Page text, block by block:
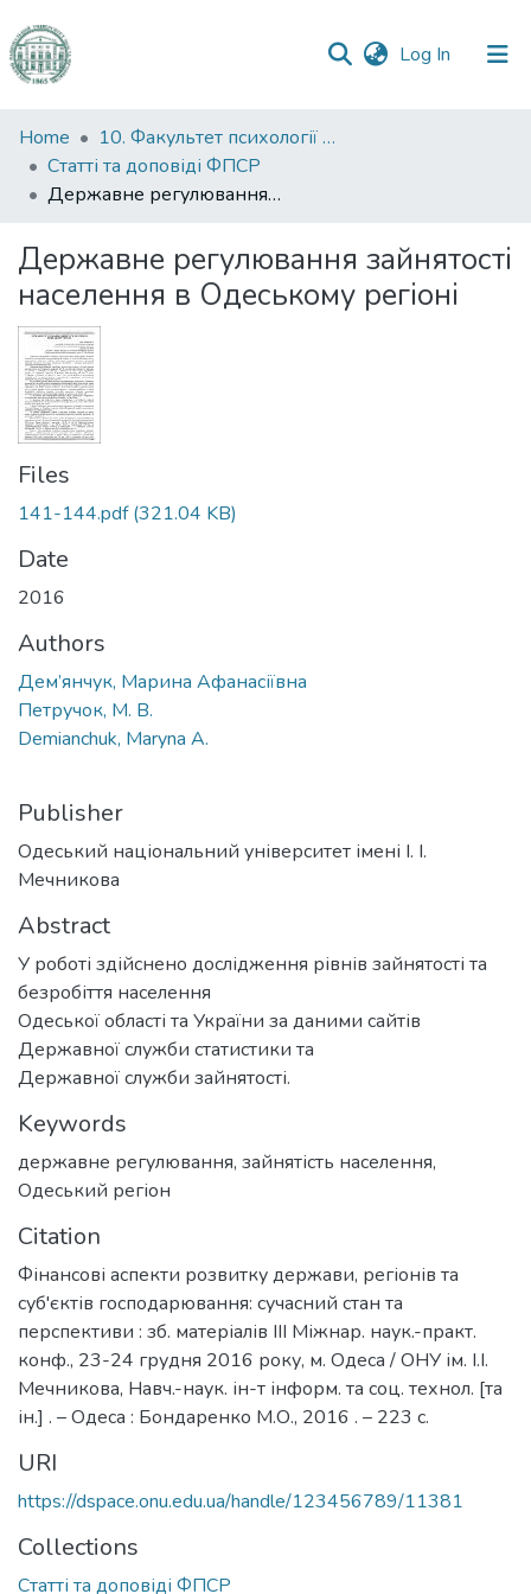
Log In (current)
Communities
&
Collections
Statistics
Home
10. Факультет психології та соціальної роботи
Статті та доповіді ФПСР
Державне регулювання зайнятості населення в Одеському регіоні
Державне регулювання зайнятості
населення в Одеському регіоні
Files
141-144.pdf(321.04 KB)
Date
2016
Authors
Дем’янчук, Марина Афанасіївна
Петручок, М. В.
Demianchuk, Maryna A.
Publisher
Одеський національний університет імені І. І.
Мечникова
Abstract
У роботі здійснено дослідження рівнів зайнятості та
безробіття населення
Одеської області та України за даними сайтів
Державної служби статистики та
Державної служби зайнятості.
Keywords
державне регулювання, зайнятість населення,
Одеський регіон
Citation
Фінансові аспекти розвитку держави, регіонів та
суб'єктів господарювання: сучасний стан та
перспективи : зб. матеріалів ІІІ Міжнар. наук.-практ.
конф., 23-24 грудня 2016 року, м. Одеса / ОНУ ім. І.І.
Мечникова, Навч.-наук. ін-т інформ. та соц. технол. [та
ін.] . – Одеса : Бондаренко М.О., 2016 . – 223 с.
URI
https://dspace.onu.edu.ua/handle/123456789/11381
Collections
Статті та доповіді ФПСР